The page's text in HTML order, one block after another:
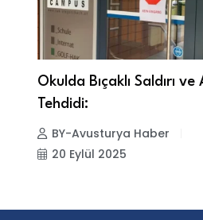
Okulda Bıçaklı Saldırı ve
Tehdidi:
BY-Avusturya Haber
20 Eylül 2025